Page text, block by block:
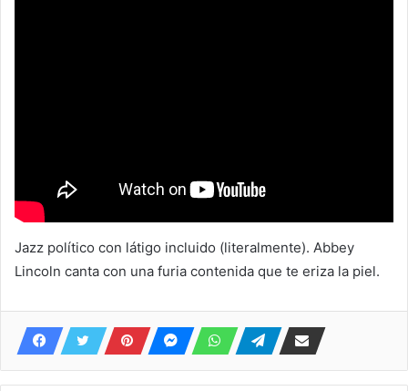
Jazz político con látigo incluido (literalmente). Abbey
Lincoln canta con una furia contenida que te eriza la piel.